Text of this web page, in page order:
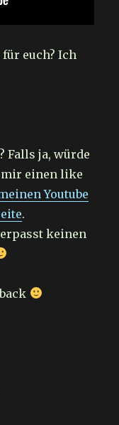
euch? Ich
Falls ja, würde
einen like
Youtube
.
keinen